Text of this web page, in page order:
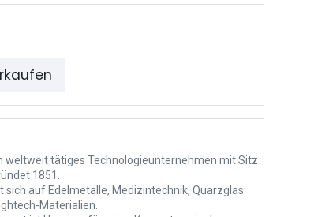
weltweit tätiges Technologieunternehmen mit Sitz
1851.
sich auf Edelmetalle, Medizintechnik, Quarzglas
Materialien.